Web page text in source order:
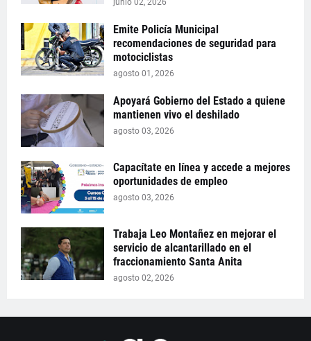
junio 02, 2026
Emite Policía Municipal
recomendaciones de seguridad para
motociclistas
agosto 01, 2026
Apoyará Gobierno del Estado a quiene
mantienen vivo el deshilado
agosto 03, 2026
Capacítate en línea y accede a mejores
oportunidades de empleo
agosto 03, 2026
Trabaja Leo Montañez en mejorar el
servicio de alcantarillado en el
fraccionamiento Santa Anita
agosto 02, 2026